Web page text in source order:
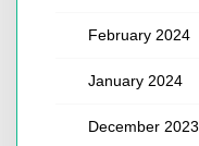
February 2024
January 2024
December 2023